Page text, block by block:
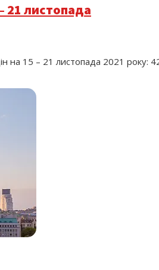
21 листопада
цін на 15 – 21 листопада 2021